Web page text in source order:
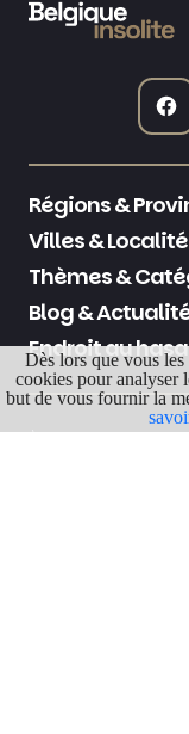
Régions &
Villes &
Thèmes &
Blog &
Endroit au
À propos de nous
Dès lors que vous
cookies pour analyser
but de vous fournir la